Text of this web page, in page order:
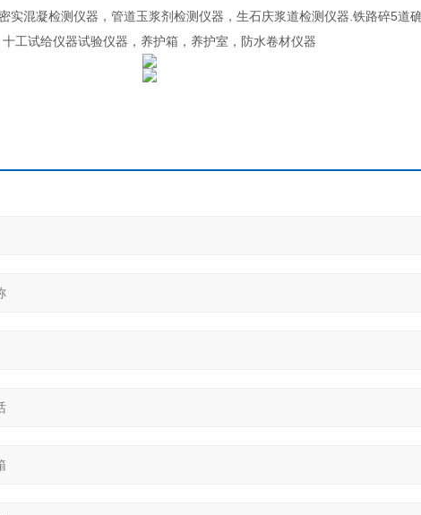
实混凝检测仪器，管道玉浆剂检测仪器，生石庆浆道检测仪器.铁路碎5道
工试给仪器试验仪器，养护箱，养护室，防水卷材仪器